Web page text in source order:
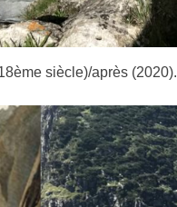
siècle)/après (2020).